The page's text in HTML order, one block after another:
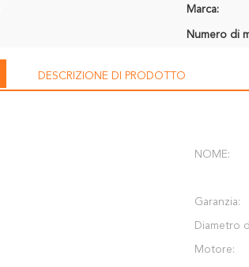
Marca:
Numero di
DESCRIZIONE DI PRODOTTO
NOME:
Garanzia:
Diametro
Motore: